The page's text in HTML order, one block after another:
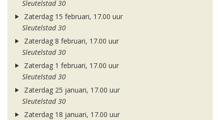
Sleutelstad 30
Zaterdag 15 februari, 17.00 uur
Sleutelstad 30
Zaterdag 8 februari, 17.00 uur
Sleutelstad 30
Zaterdag 1 februari, 17.00 uur
Sleutelstad 30
Zaterdag 25 januari, 17.00 uur
Sleutelstad 30
Zaterdag 18 januari, 17.00 uur